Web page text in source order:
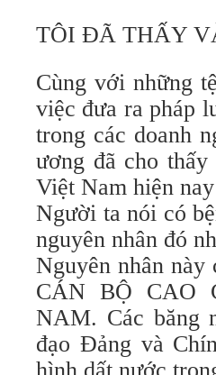
TÔI ĐÃ THẤY
Cùng với những
việc đưa ra pháp
trong các doanh
ương đã cho
Việt Nam hiện
Người ta nói có
nguyên nhân đó
Nguyên nhân này
CÁN BỘ CAO
NAM. Các băng
đạo Đảng và